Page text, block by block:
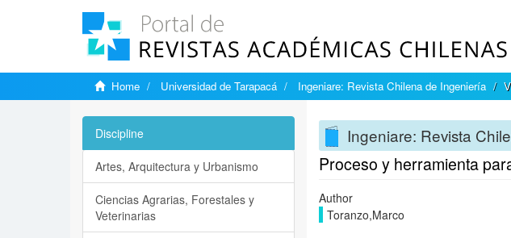
Home Universidad de Tarapacá Ingeniare: Revista Chilena de Ingeniería
Ingeniare: Revista
Proceso y herramienta
Author
Toranzo,Marco
Discipline
Artes, Arquitectura y Urbanismo
Ciencias Agrarias, Forestales y
Veterinarias